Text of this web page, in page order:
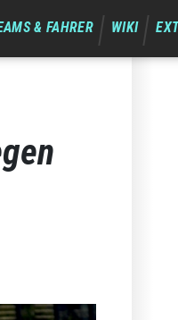
& FAHRER WIKI